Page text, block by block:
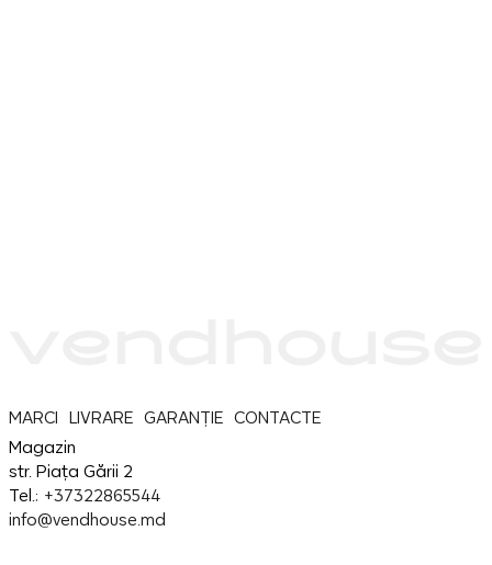
MARCI LIVRARE GARANȚIE
CONTACTE
Magazin
str. Piața Gării 2
Tel.: +37322865544
info@vendhouse.md